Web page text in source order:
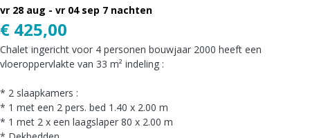
vr 28 aug - vr 04 sep 7 nachten
€ 425,00
Chalet ingericht voor 4 personen bouwjaar 2000 heeft een
vloeroppervlakte van 33 m² indeling :
* 2 slaapkamers :
* 1 met een 2 pers. bed 1.40 x 2.00 m
* 1 met 2 x een laagslaper 80 x 2.00 m